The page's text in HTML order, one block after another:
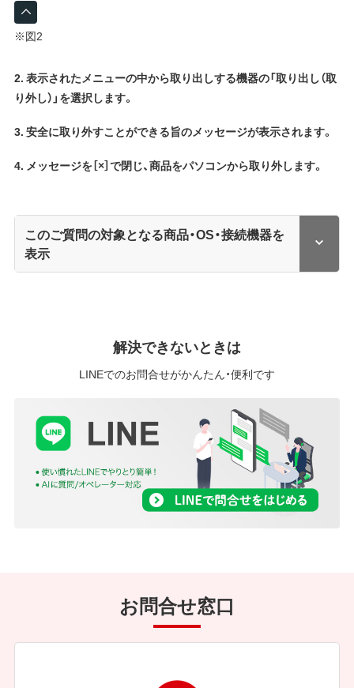
※図2
2. 表示されたメニューの中から取り出しする機器の「取り出し（取
り外し）」を選択します。
3. 安全に取り外すことができる旨のメッセージが表示されます。
4. メッセージを［×］で閉じ、商品をパソコンから取り外します。
このご質問の対象となる商品・OS・接続機器を
表示
解決できないときは
LINEでのお問合せがかんたん・便利です
お問合せ窓口